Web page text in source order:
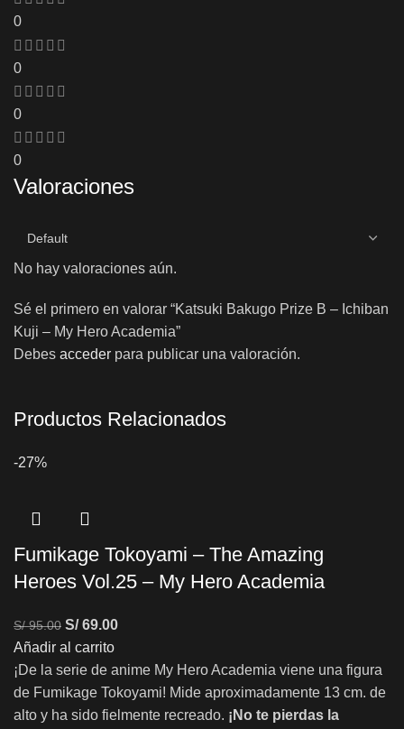
0
0
0
0
Valoraciones
No hay valoraciones aún.
Sé el primero en valorar “Katsuki Bakugo Prize B – Ichiban
Kuji – My Hero Academia”
Debes acceder para publicar una valoración.
Productos Relacionados
-27%
Fumikage Tokoyami – The Amazing
Heroes Vol.25 – My Hero Academia
S/95.00 S/69.00
Añadir al carrito
¡De la serie de anime My Hero Academia viene una figura
de Fumikage Tokoyami! Mide aproximadamente 13 cm. de
alto y ha sido fielmente recreado. ¡No te pierdas la